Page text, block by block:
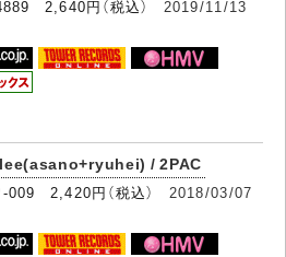
2,640円（税込） 2019/11/13
/ 2PAC
009 2,420円（税込） 2018/03/07